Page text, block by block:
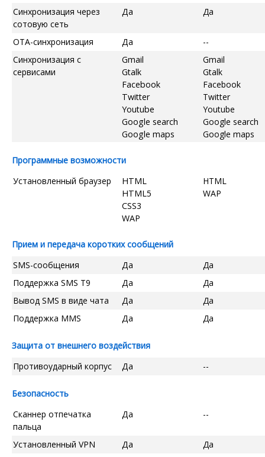
Синхронизация через
сотовую сеть
Да Да
OTA-синхронизация Да
--
Синхронизация с
сервисами
Gmail
Gtalk
Facebook
Twitter
Youtube
Google search
Google maps
Gmail
Gtalk
Facebook
Twitter
Youtube
Google search
Google maps
Программные возможности
Установленный браузер
HTML
HTML5
CSS3
WAP
HTML
WAP
Прием и передача коротких сообщений
SMS-сообщения
Да
Да
Поддержка SMS T9
Да
Да
Вывод SMS в виде чата
Да
Да
Поддержка MMS
Да Да
Защита от внешнего воздействия
Противоударный корпус
Да --
Безопасность
Сканнер отпечатка
пальца
Да --
Установленный VPN Да Да